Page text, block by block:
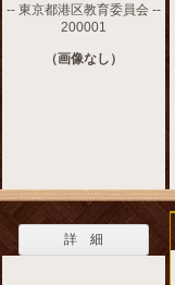
-- 東京都港区教育委員会 --
200001
（画像なし）
詳 細